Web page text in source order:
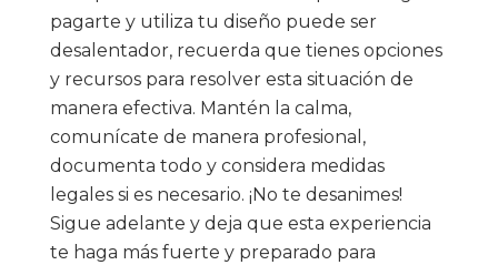
pagarte y utiliza tu diseño puede ser
desalentador, recuerda que tienes opciones
y recursos para resolver esta situación de
manera efectiva. Mantén la calma,
comunícate de manera profesional,
documenta todo y considera medidas
legales si es necesario. ¡No te desanimes!
Sigue adelante y deja que esta experiencia
te haga más fuerte y preparado para